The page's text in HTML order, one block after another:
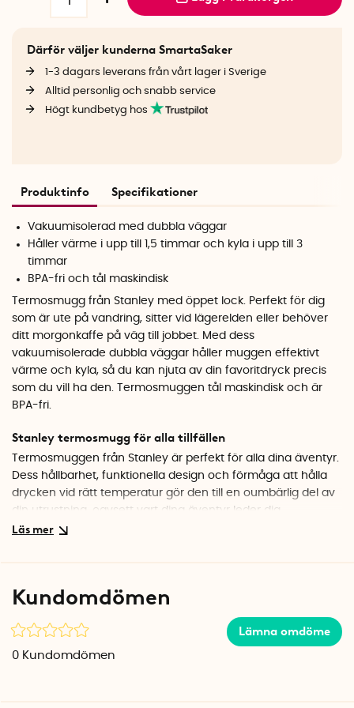
Därför väljer kunderna SmartaSaker
1-3 dagars leverans från vårt lager i Sverige
Alltid personlig och snabb service
Högt kundbetyg hos
Produktinfo Specifikationer
Vakuumisolerad med dubbla väggar
Håller värme i upp till 1,5 timmar och kyla i upp till 3
timmar
BPA-fri och tål maskindisk
Termosmugg från Stanley med öppet lock. Perfekt för dig
som är ute på vandring, sitter vid lägerelden eller behöver
ditt morgonkaffe på väg till jobbet. Med dess
vakuumisolerade dubbla väggar håller muggen effektivt
värme och kyla, så du kan njuta av din favoritdryck precis
som du vill ha den. Termosmuggen tål maskindisk och är
BPA-fri.
Stanley termosmugg för alla tillfällen
Termosmuggen från Stanley är perfekt för alla dina äventyr.
Dess hållbarhet, funktionella design och förmåga att hålla
drycken vid rätt temperatur gör den till en oumbärlig del av
din utrustning, oavsett vart dina äventyr leder dig.
is kyld i upp till 15 timmar.
Hållbara materialval
Den robusta konstruktionen i 18/8 rostfritt stål garanterar att
Kundomdömen
Lämna omdöme
0 Kundomdömen